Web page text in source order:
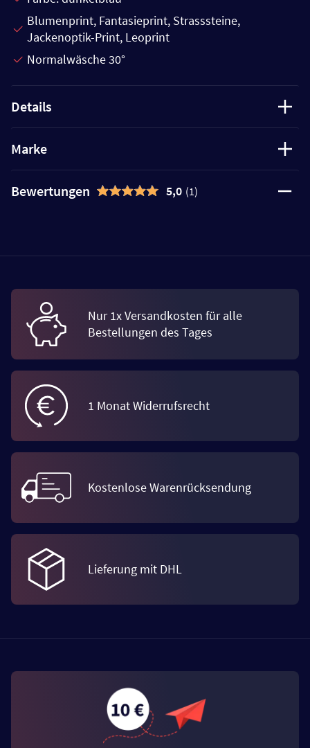
Blumenprint, Fantasieprint, Strasssteine,
Jackenoptik-Print, Leoprint
Normalwäsche 30°
Details
Marke
Bewertungen 5,0 (1)
Nur 1x Versandkosten für alle
Bestellungen des Tages
1 Monat Widerrufsrecht
Kostenlose Warenrücksendung
Lieferung mit DHL